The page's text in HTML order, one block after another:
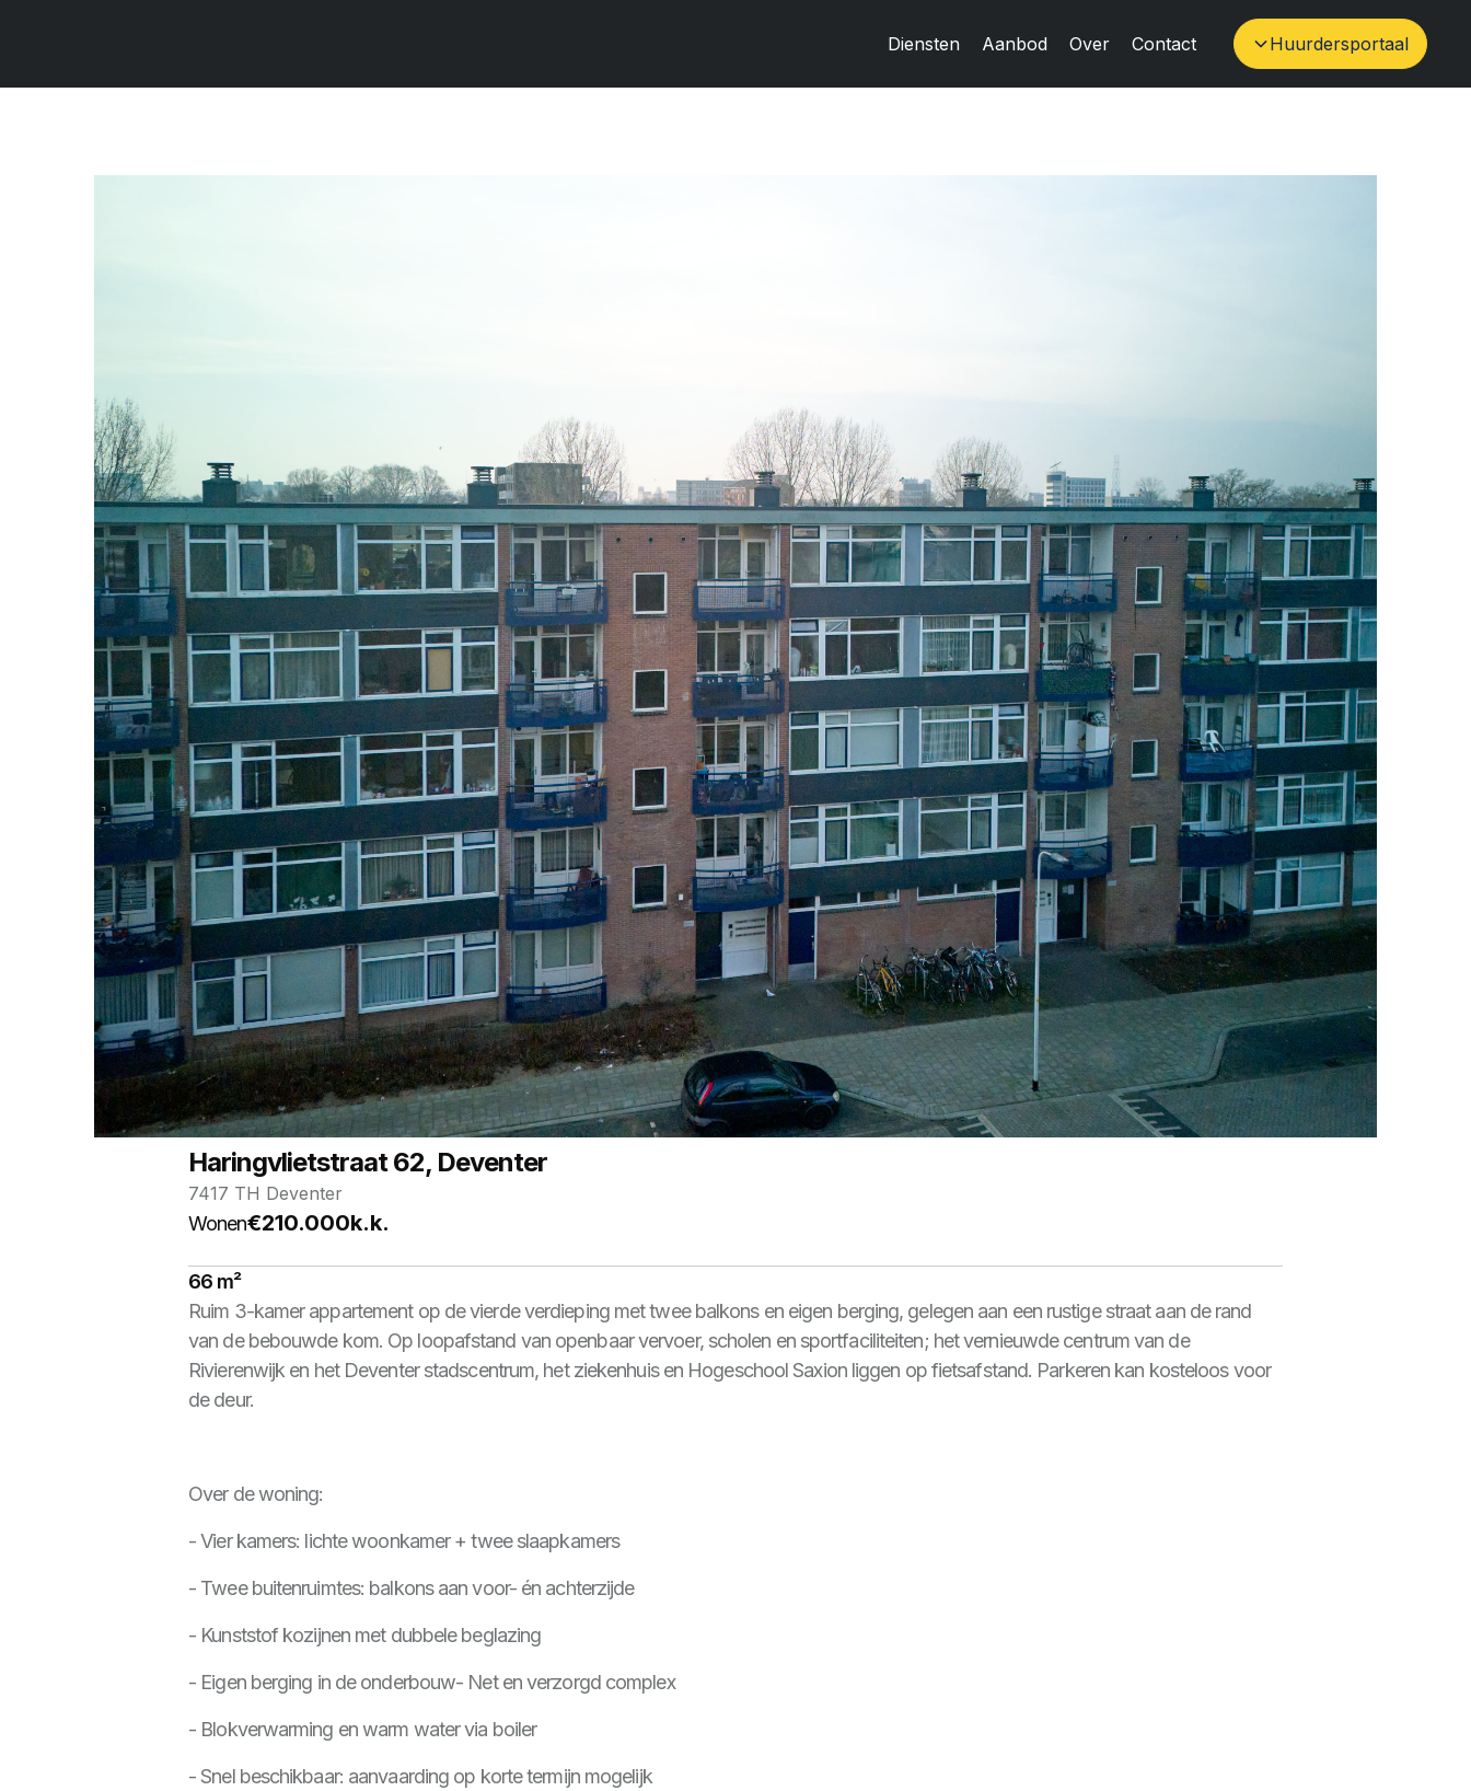
Diensten Aanbod Over Contact Huurdersportaal
Haringvlietstraat 62, Deventer
7417 TH Deventer
Wonen€210.000k.k.
66 m²
Ruim 3-kamer appartement op de vierde verdieping met twee balkons en eigen berging, gelegen aan een rustige straat aan de rand
van de bebouwde kom. Op loopafstand van openbaar vervoer, scholen en sportfaciliteiten; het vernieuwde centrum van de
Rivierenwijk en het Deventer stadscentrum, het ziekenhuis en Hogeschool Saxion liggen op fietsafstand. Parkeren kan kosteloos voor
de deur.
Over de woning:
- Vier kamers: lichte woonkamer + twee slaapkamers
- Twee buitenruimtes: balkons aan voor- én achterzijde
- Kunststof kozijnen met dubbele beglazing
- Eigen berging in de onderbouw- Net en verzorgd complex
- Blokverwarming en warm water via boiler
- Snel beschikbaar: aanvaarding op korte termijn mogelijk